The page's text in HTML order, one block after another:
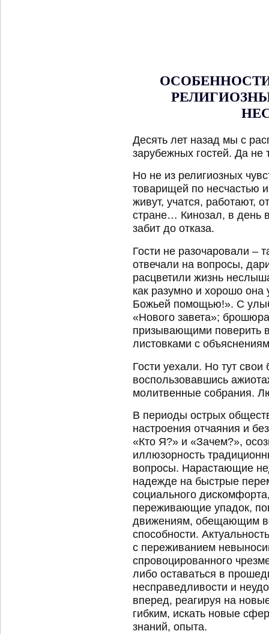
Десять лет назад мы с
зарубежных гостей. Да
Но не из религиозных
товарищей по несчастью
живут, учатся, работают,
стране… Кинозал, в день
забит до отказа.
Гости не разочаровали –
отвечали на вопросы,
расцветили жизнь
как разумно и хорошо
Божьей помощью!». С
«Нового завета»;
призывающими поверить
листовками с
Гости уехали. Но тут свои
воспользовавшись
молитвенные собрания.
В периоды острых
настроения отчаяния и
«Кто Я?» и «Зачем?»,
иллюзорность
вопросы. Нарастающие
надежде на быстрые
социального
переживающие упадок,
движениям, обещающим
способности.
с переживанием
спровоцированного
либо оставаться в
несправедливости и
вперед, реагируя на
гибким, искать новые
знаний, опыта.